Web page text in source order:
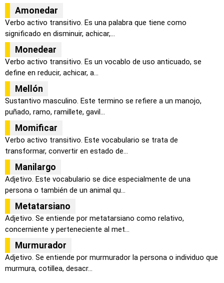
Amonedar
Verbo activo transitivo. Es una palabra que tiene como
significado en disminuir, achicar,...
Monedear
Verbo activo transitivo. Es un vocablo de uso anticuado, se
define en reducir, achicar, a...
Mellón
Sustantivo masculino. Este termino se refiere a un manojo,
puñado, ramo, ramillete, gavil...
Momificar
Verbo activo transitivo. Este vocabulario se trata de
transformar, convertir en estado de...
Manilargo
Adjetivo. Este vocabulario se dice especialmente de una
persona o también de un animal qu...
Metatarsiano
Adjetivo. Se entiende por metatarsiano como relativo,
concerniente y perteneciente al met...
Murmurador
Adjetivo. Se entiende por murmurador la persona o individuo que
murmura, cotillea, desacr...